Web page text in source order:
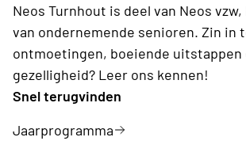
Neos Turnhout is deel van Neos
van ondernemende senioren. Zin in
ontmoetingen, boeiende uitstappen
gezelligheid? Leer ons kennen!
Snel terugvinden
Jaarprogramma